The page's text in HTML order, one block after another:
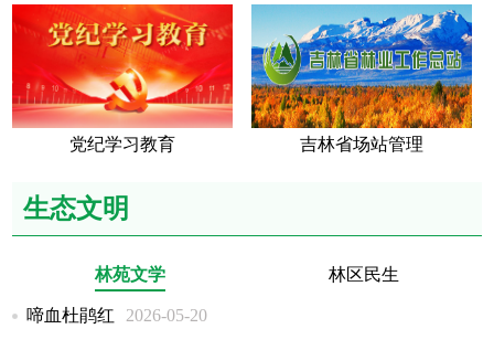
党纪学习教育 吉林省场站管理
生态文明
林苑文学 林区民生
啼血杜鹃红 2026-05-20